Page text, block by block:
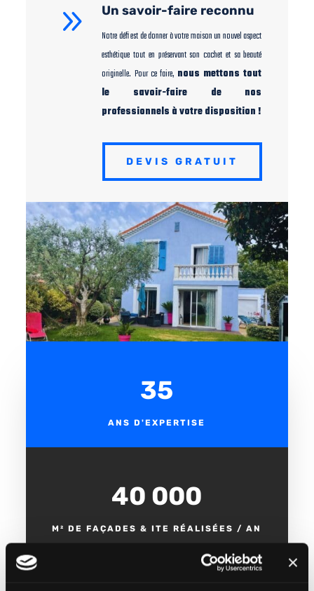
9 Un savoir-faire reconnu
Notre défi est de donner à votre maison un nouvel aspect
esthétique tout en préservant son cachet et sa beauté
originelle. Pour ce faire, nous mettons tout
le savoir-faire de nos
professionnels à votre disposition !
DEVIS GRATUIT
35
ANS D'EXPERTISE
40 000
M² DE FAÇADES & ITE RÉALISÉES / AN